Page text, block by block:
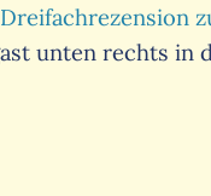
Dreifachrezension
unten rechts in